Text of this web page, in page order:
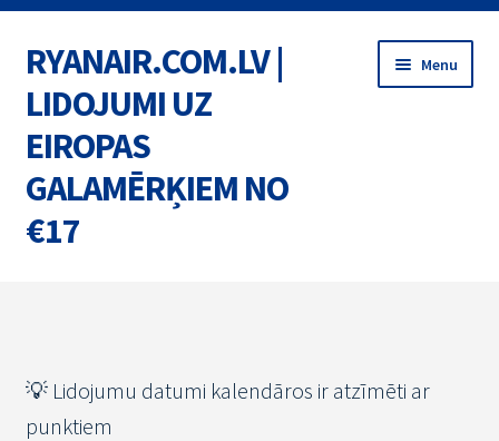
Skip
to
navigation
Skip
to
content
RYANAIR.COM.LV |
LIDOJUMI UZ
EIROPAS
GALAMĒRĶIEM NO
€17
Menu
MARŠRUTI
💡 Lidojumu datumi kalendāros ir atzīmēti ar
punktiem